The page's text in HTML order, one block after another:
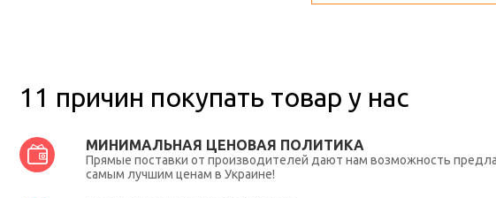
11 причин покупать товар у нас
МИНИМАЛЬНАЯ ЦЕНОВАЯ ПОЛИТИКА
Прямые поставки от производителей дают нам возможность
самым лучшим ценам в Украине!